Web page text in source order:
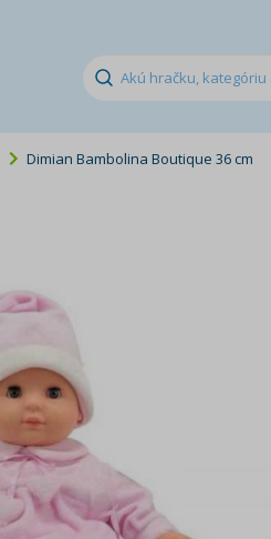
Dimian Bambolina Boutique 36 cm